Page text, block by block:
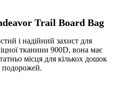
Trail Board Bag
і надійний захист для
тканини 900D, вона має
місця для кількох дошок
подорожей.